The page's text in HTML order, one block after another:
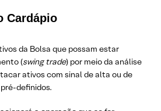
Cardápio
da Bolsa que possam estar
(swing trade) por meio da análise
ativos com sinal de alta ou de
definidos.